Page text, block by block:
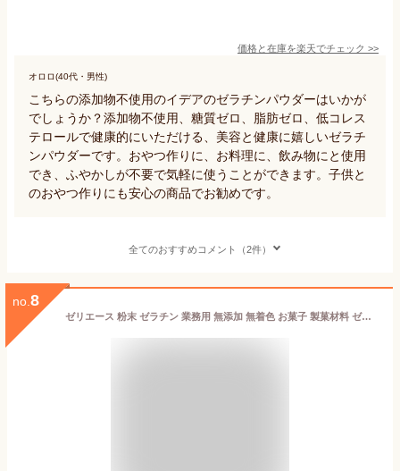
価格と在庫を楽天でチェック >>
オロロ(40代・男性)
こちらの添加物不使用のイデアのゼラチンパウダーはいかが
でしょうか？添加物不使用、糖質ゼロ、脂肪ゼロ、低コレス
テロールで健康的にいただける、美容と健康に嬉しいゼラチ
ンパウダーです。おやつ作りに、お料理に、飲み物にと使用
でき、ふやかしが不要で気軽に使うことができます。子供と
のおやつ作りにも安心の商品でお勧めです。
全てのおすすめコメント（2件）
no. 8
ゼリエース 粉末 ゼラチン 業務用 無添加 無着色 お菓子 製菓材料 ゼリー ババロア ムース プリン 冷菓 おやつ 料理 〔ゼラチンパウダー黒 450g〕